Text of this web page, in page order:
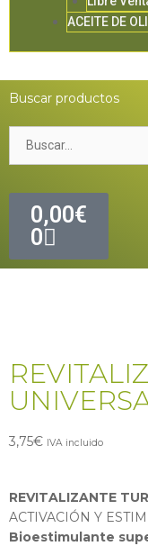
ACEITE DE
Buscar productos
0,00€
0
3,75€ IVA incluido
REVITALIZANTE
ACTIVACIÓN Y
Bioestimulante